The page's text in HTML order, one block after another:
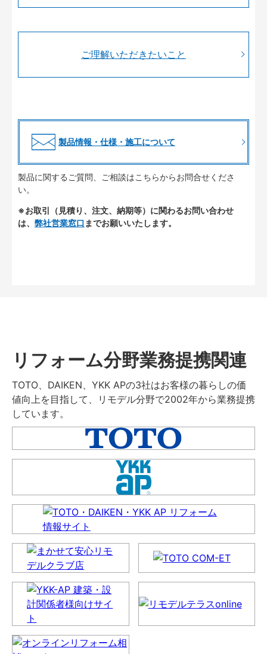
ご理解いただきたいこと
製品情報・仕様・施工について
製品に関するご質問、ご相談はこちらからお問合せくださ
い。
※お取引（見積り、注文、納期等）に関わるお問い合わせ
は、 弊社営業窓口 までお願いいたします。
リフォーム分野業務提携関連
TOTO、DAIKEN、YKK APの3社はお客様の暮らしの価
値向上を目指して、リモデル分野で2002年から業務提携
しています。